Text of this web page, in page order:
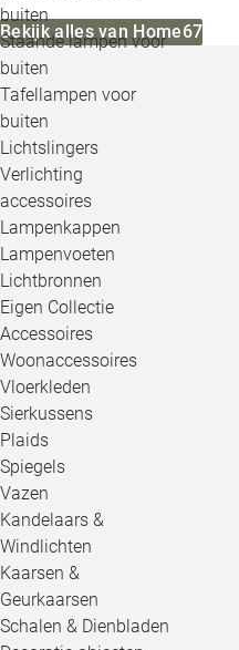
buiten
Staande lampen voor
buiten
Tafellampen voor
buiten
Lichtslingers
Verlichting
accessoires
Lampenkappen
Lampenvoeten
Lichtbronnen
Eigen Collectie
Accessoires
Woonaccessoires
Vloerkleden
Sierkussens
Plaids
Spiegels
Vazen
Kandelaars &
Windlichten
Kaarsen &
Geurkaarsen
Schalen & Dienbladen
Bekijk alles van Home67